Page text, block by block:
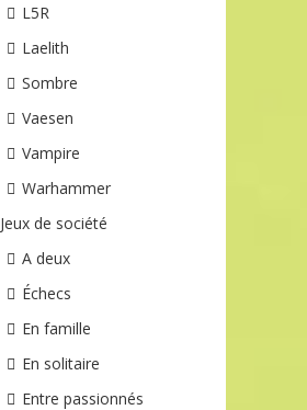
L5R
Laelith
Sombre
Vaesen
Vampire
Warhammer
Jeux de société
A deux
Échecs
En famille
En solitaire
Entre passionnés